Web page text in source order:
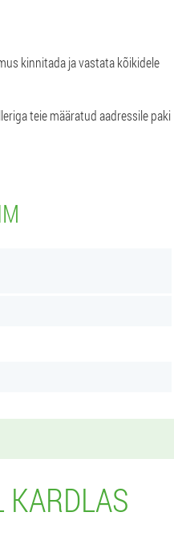
kinnitada ja vastata kõikidele
teie määratud aadressile paki
KARDLAS